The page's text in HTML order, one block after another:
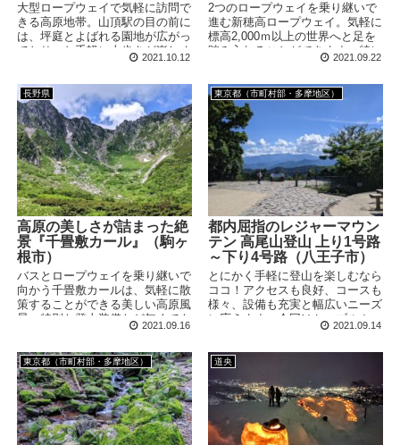
大型ロープウェイで気軽に訪問で
きる高原地帯。山頂駅の目の前に
は、坪庭とよばれる園地が広がっ
ており、お手軽に山歩きが楽しめ
ます。難所はほとんどないので、
んびりと散策できます。
2021.10.12
2つのロープウェイを乗り継いで
進む新穂高ロープウェイ。気軽に
標高2,000ｍ以上の世界へと足を
踏み入れることができます。特に
第2ロープウェイのゴンドラは、
インもとってもかっこいです！
2021.09.22
長野県
高原の美しさが詰まった絶
景『千畳敷カール』（駒ヶ
根市）
バスとロープウェイを乗り継いで
向かう千畳敷カールは、気軽に散
策することができる美しい高原風
景。特別な登山装備など無くても
標高2,600ｍの高山地帯を散策で
オンシーズンの混雑には要注意で
す！
2021.09.16
東京都（市町村部・多摩地区）
都内屈指のレジャーマウン
テン 高尾山登山 上り1号路
～下り4号路（八王子市）
とにかく手軽に登山を楽しむなら
ココ！アクセスも良好、コースも
様々、設備も充実と幅広いニーズ
に応えます。今回はケーブルカ
ー、リフト、高尾山薬王院も楽し
盛りだくさんのコースで登山して
2021.09.14
東京都（市町村部・多摩地区） 道央